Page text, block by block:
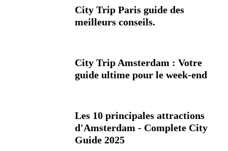
City Trip Paris guide des
meilleurs conseils.
City Trip Amsterdam : Votre
guide ultime pour le week-end
Les 10 principales attractions
d'Amsterdam - Complete City
Guide 2025